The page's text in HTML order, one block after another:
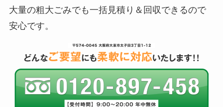
大量の粗大ごみでも一括見積り＆回収できるので
安心です。